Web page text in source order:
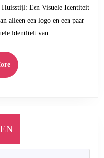
Huisstijl
op
Een Visuele Identiteit
alleen een logo en een paar
identiteit van
Read
More